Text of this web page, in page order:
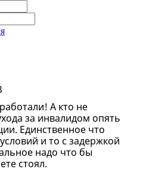
А кто не
за инвалидом опять
Единственное что
и то с задержкой
надо что бы
стоял.